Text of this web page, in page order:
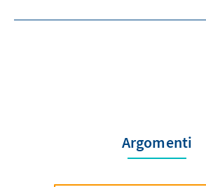
Argomenti